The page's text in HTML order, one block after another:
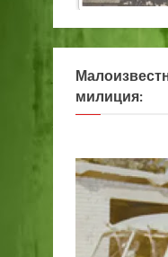
милиция: